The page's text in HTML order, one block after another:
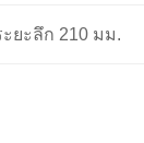
ะยะลึก 210 มม.